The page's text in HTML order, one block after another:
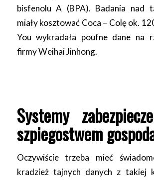
bisfenolu A (BPA). Badania nad
miały kosztować Coca – Colę ok.
You wykradała poufne dane na
firmy Weihai Jinhong.
Systemy
szpiegostwem
Oczywiście trzeba mieć
kradzież tajnych danych z takiej